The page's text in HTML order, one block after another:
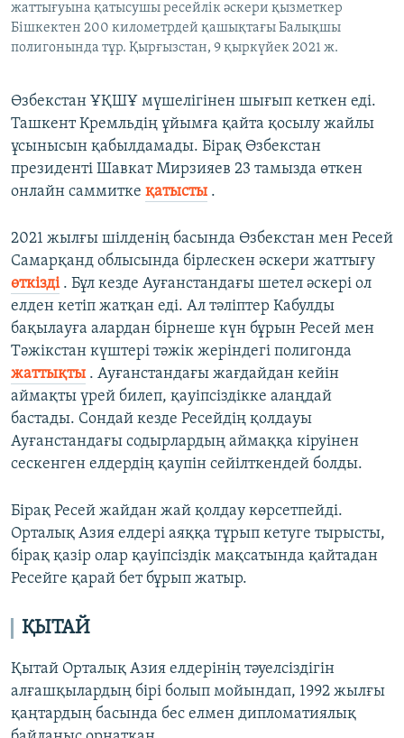
жаттығуына қатысушы ресейлік әскери қызметкер
Бішкектен 200 километрдей қашықтағы Балықшы
полигонында тұр. Қырғызстан, 9 қыркүйек 2021 ж.
Өзбекстан ҰҚШҰ мүшелігінен шығып кеткен еді.
Ташкент Кремльдің ұйымға қайта қосылу жайлы
ұсынысын қабылдамады. Бірақ Өзбекстан
президенті Шавкат Мирзияев 23 тамызда өткен
онлайн саммитке қатысты .
2021 жылғы шілденің басында Өзбекстан мен Ресей
Самарқанд облысында бірлескен әскери жаттығу
өткізді . Бұл кезде Ауғанстандағы шетел әскері ол
елден кетіп жатқан еді. Ал тәліптер Кабулды
бақылауға алардан бірнеше күн бұрын Ресей мен
Тәжікстан күштері тәжік жеріндегі полигонда
жаттықты . Ауғанстандағы жағдайдан кейін
аймақты үрей билеп, қауіпсіздікке алаңдай
бастады. Сондай кезде Ресейдің қолдауы
Ауғанстандағы содырлардың аймаққа кіруінен
сескенген елдердің қаупін сейілткендей болды.
Бірақ Ресей жайдан жай қолдау көрсетпейді.
Орталық Азия елдері аяққа тұрып кетуге тырысты,
бірақ қазір олар қауіпсіздік мақсатында қайтадан
Ресейге қарай бет бұрып жатыр.
ҚЫТАЙ
Қытай Орталық Азия елдерінің тәуелсіздігін
алғашқылардың бірі болып мойындап, 1992 жылғы
қаңтардың басында бес елмен дипломатиялық